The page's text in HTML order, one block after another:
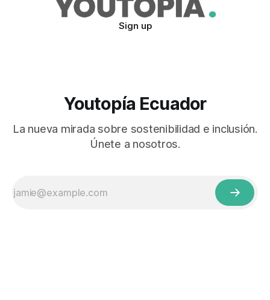
Sign up
Youtopía Ecuador
La nueva mirada sobre sostenibilidad e inclusión.
Únete a nosotros.